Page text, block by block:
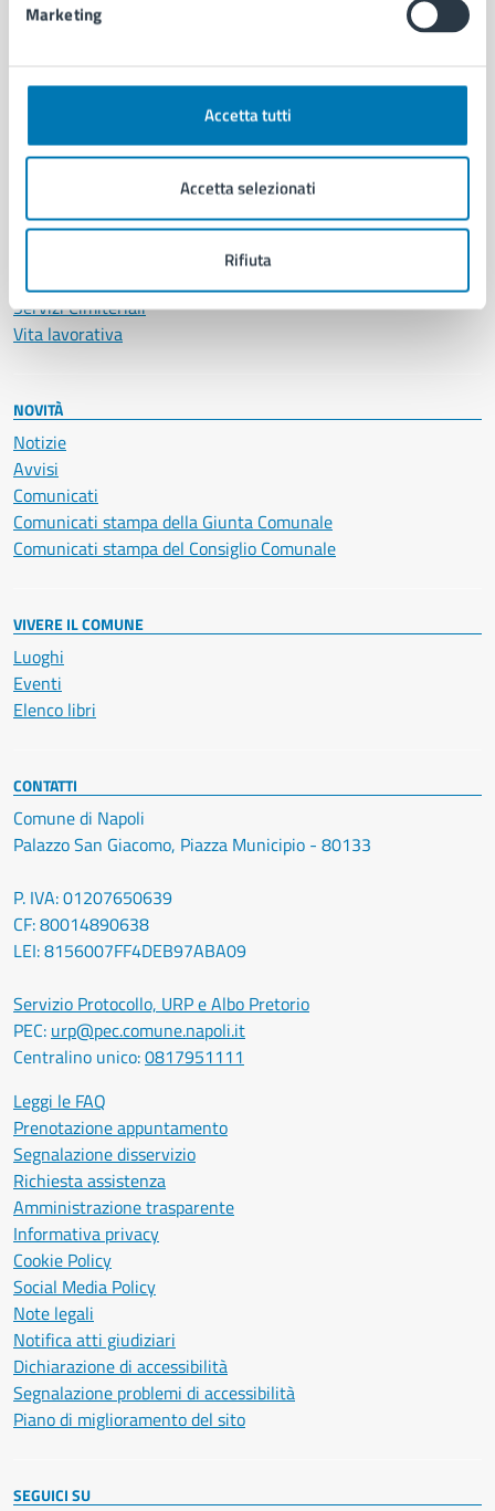
Marketing
Accetta tutti
Accetta selezionati
Rifiuta
Anagrafe e stato civile
Cultura e tempo libero
Documenti e certificati
Educazione e formazione
Giustizia e sicurezza pubblica
Servizi Cimiteriali
Vita lavorativa
NOVITÀ
Notizie
Avvisi
Comunicati
Comunicati stampa della Giunta Comunale
Comunicati stampa del Consiglio Comunale
VIVERE IL COMUNE
Luoghi
Eventi
Elenco libri
CONTATTI
Comune di Napoli
Palazzo San Giacomo, Piazza Municipio - 80133
P. IVA: 01207650639
CF: 80014890638
LEI: 8156007FF4DEB97ABA09
Servizio Protocollo, URP e Albo Pretorio
PEC: urp@pec.comune.napoli.it
Centralino unico:0817951111
Leggi le FAQ
Prenotazione appuntamento
Segnalazione disservizio
Richiesta assistenza
Amministrazione trasparente
Informativa privacy
Cookie Policy
Social Media Policy
Note legali
Notifica atti giudiziari
Dichiarazione di accessibilità
Segnalazione problemi di accessibilità
Piano di miglioramento del sito
SEGUICI SU